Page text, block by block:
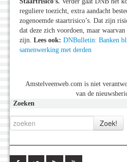
reguliere toezicht, extra aandacht
zogenoemde staartrisico’s. Dat zijn
dat deze zich voordoen, maar
zijn. Lees ook: DNBulletin: Banken
samenwerking met derden
Amstelveenweb.com is niet
van de
Zoeken